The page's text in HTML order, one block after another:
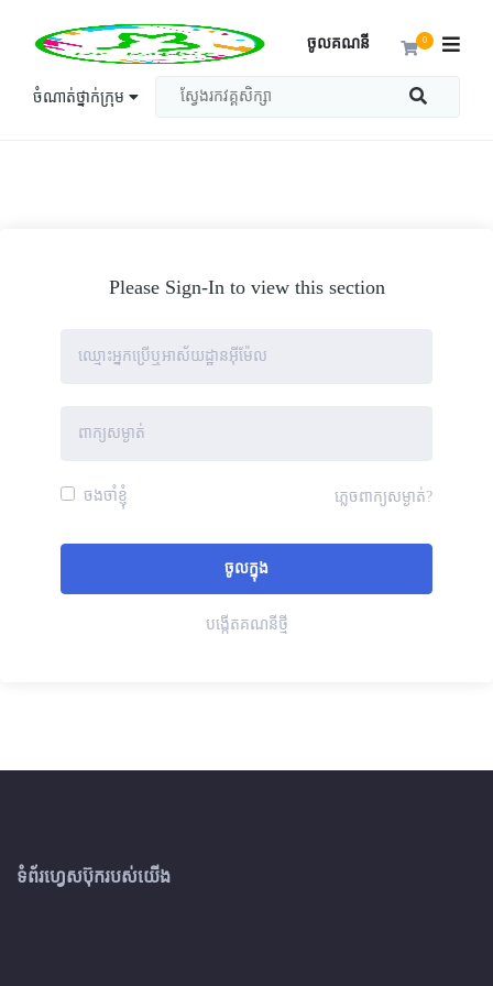
ចំណាត់ថ្នាក់ក្រុម
0
ចូលគណនី
Please Sign-In to view this section
ចងចាំខ្ញុំ ភ្លេចពាក្យសម្ងាត់?
បង្កើតគណនីថ្មី
ទំព័រហ្វេសប៊ុករបស់យើង